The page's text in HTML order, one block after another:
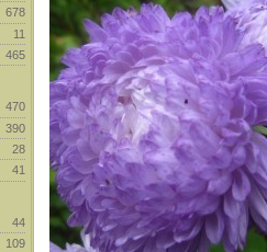
678
11
465
470
390
28
41
44
109